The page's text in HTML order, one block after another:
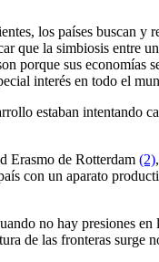
los países buscan
que la simbiosis entre
porque sus
interés en todo el
estaban intentando
Erasmo de Rotterdam (2)
con un aparato
no hay presiones
de las fronteras surge